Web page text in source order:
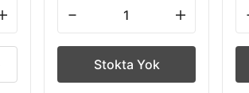
Stokta Yok